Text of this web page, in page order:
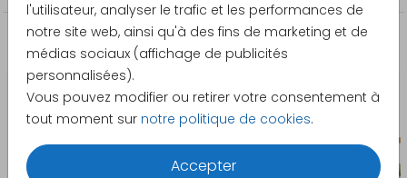
l'utilisateur, analyser le trafic et les performances de
notre site web, ainsi qu'à des fins de marketing et de
médias sociaux (affichage de publicités
personnalisées).
Vous pouvez modifier ou retirer votre consentement à
tout moment sur notre politique de cookies.
Accepter
La papeterie assortie